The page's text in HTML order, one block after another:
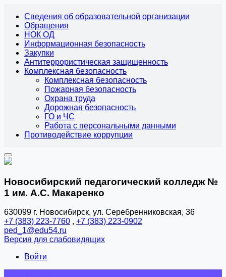
Сведения об образовательной организации
Обращения
НОК ОД
Информационная безопасность
Закупки
Антитеррористическая защищенность
Комплексная безопасность
Комплексная безопасность
Пожарная безопасность
Охрана труда
Дорожная безопасность
ГО и ЧС
Работа с персональными данными
Противодействие коррупции
Новосибирский педагогический колледж №
1 им. А.С. Макаренко
630099 г. Новосибирск, ул. Серебренниковская, 36
+7 (383) 223-7760 , +7 (383) 223-0902
ped_1@edu54.ru
Версия для слабовидящих
Войти